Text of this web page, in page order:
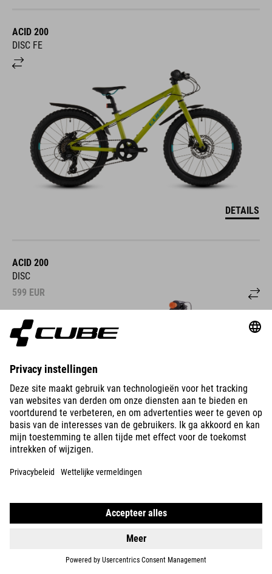
ACID 200
DISC FE
DETAILS
ACID 200
DISC
599 EUR
DETAILS
599EUR